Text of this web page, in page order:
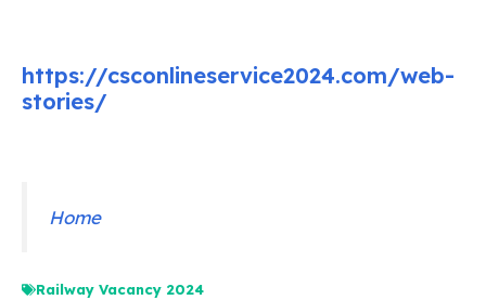
https://csconlineservice2024.com/web-
stories/
Home
Railway Vacancy 2024